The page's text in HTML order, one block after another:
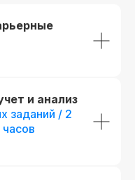
и анализ
заданий / 2
Вы получите официальное
удостоверение,
подтверждающее
вашей квалификации, что